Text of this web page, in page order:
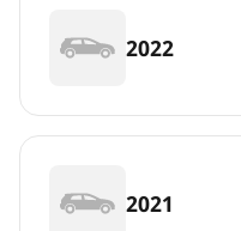
2022
2021